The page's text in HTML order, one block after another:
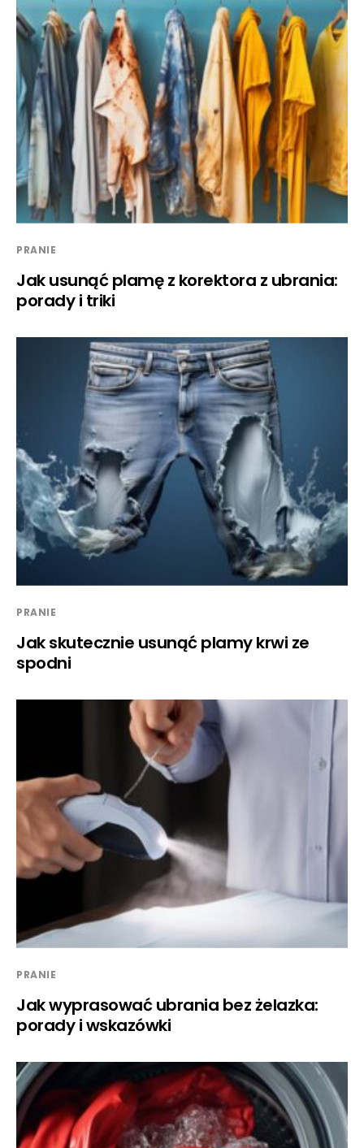
PRANIE
Jak usunąć plamę z korektora z ubrania:
porady i triki
PRANIE
Jak skutecznie usunąć plamy krwi ze
spodni
PRANIE
Jak wyprasować ubrania bez żelazka:
porady i wskazówki